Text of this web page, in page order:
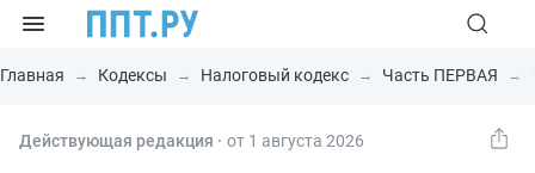
Главная Кодексы Налоговый кодекс Часть ПЕРВАЯ
Действующая редакция ⸱ от 1 августа 2026